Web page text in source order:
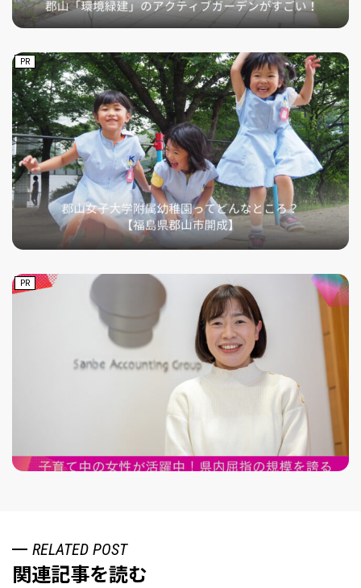
PR
PR
RELATED POST
関連記事を読む